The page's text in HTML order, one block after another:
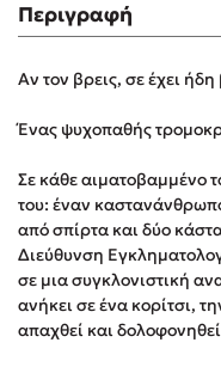
Φυστίκι ΠουΚυλάει
El Sombrero
Στέφανος Ξενάκης
Freida McFadden
Κατρίνα Τσάνταλη
Lucinda Riley
Mimi Matthews
Benzamin Bécue
Περιγραφή
Αν τον βρεις, σε έχει ήδη
Ένας ψυχοπαθής
Σε κάθε αιματοβαμμένο
του: έναν
από σπίρτα και δύο
Διεύθυνση
σε μια συγκλονιστική
ανήκει σε ένα κορίτσι,
απαχθεί και